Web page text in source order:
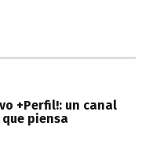
+Perfil!: un canal
piensa